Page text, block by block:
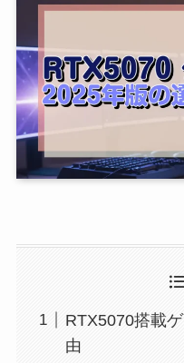
RTX5070搭載
由